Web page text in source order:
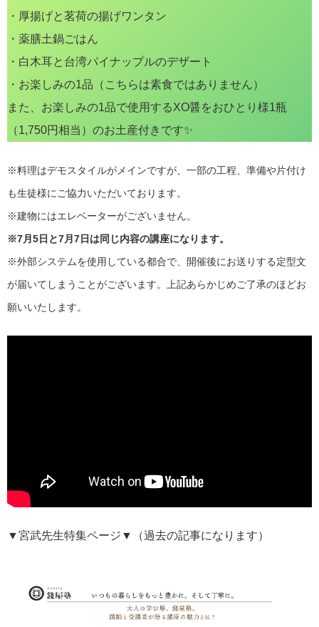
・厚揚げと茗荷の揚げワンタン
・薬膳土鍋ごはん
・白木耳と台湾パイナップルのデザート
・お楽しみの1品（こちらは素食ではありません）
また、お楽しみの1品で使用するXO醤をおひとり様1瓶
（1,750円相当）のお土産付きです✨
※料理はデモスタイルがメインですが、一部の工程、準備や片付け
も生徒様にご協力いただいております。
※建物にはエレベーターがございません。
※7月5日と7月7日は同じ内容の講座になります。
※外部システムを使用している都合で、開催後にお送りする定型文
が届いてしまうことがございます。上記あらかじめご了承のほどお
願いいたします。
▼宮武先生特集ページ▼（過去の記事になります）